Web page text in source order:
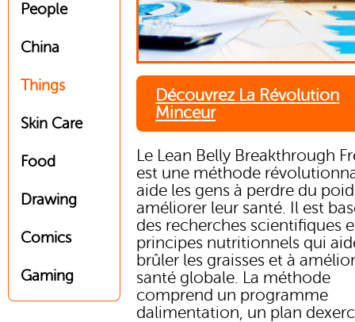
People
China
Things
Skin Care
Food
Drawing
Comics
Gaming
Découvrez La Révolution
Minceur
Le Lean Belly Breakthrough
est une méthode
aide les gens à perdre du
améliorer leur santé. Il est
des recherches scientifiques
principes nutritionnels qui
brûler les graisses et à
santé globale. La méthode
comprend un programme
dalimentation, un plan